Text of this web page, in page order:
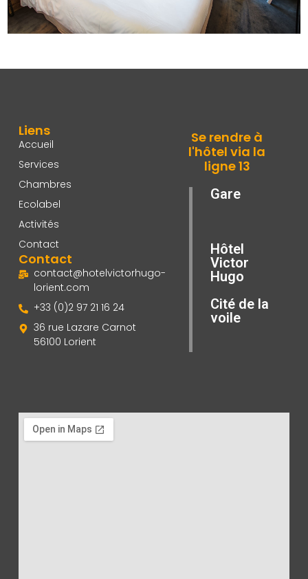
Liens
Accueil
Services
Chambres
Ecolabel
Activités
Contact
Contact
contact@hotelvictorhugo-
lorient.com
+33 (0)2 97 21 16 24
36 rue Lazare Carnot
56100 Lorient
Se rendre à
l'hôtel via la
ligne 13
Gare
Hôtel
Victor
Hugo
Cité de la
voile